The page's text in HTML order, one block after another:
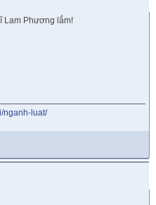
Lam Phương lắm!
nganh-luat/